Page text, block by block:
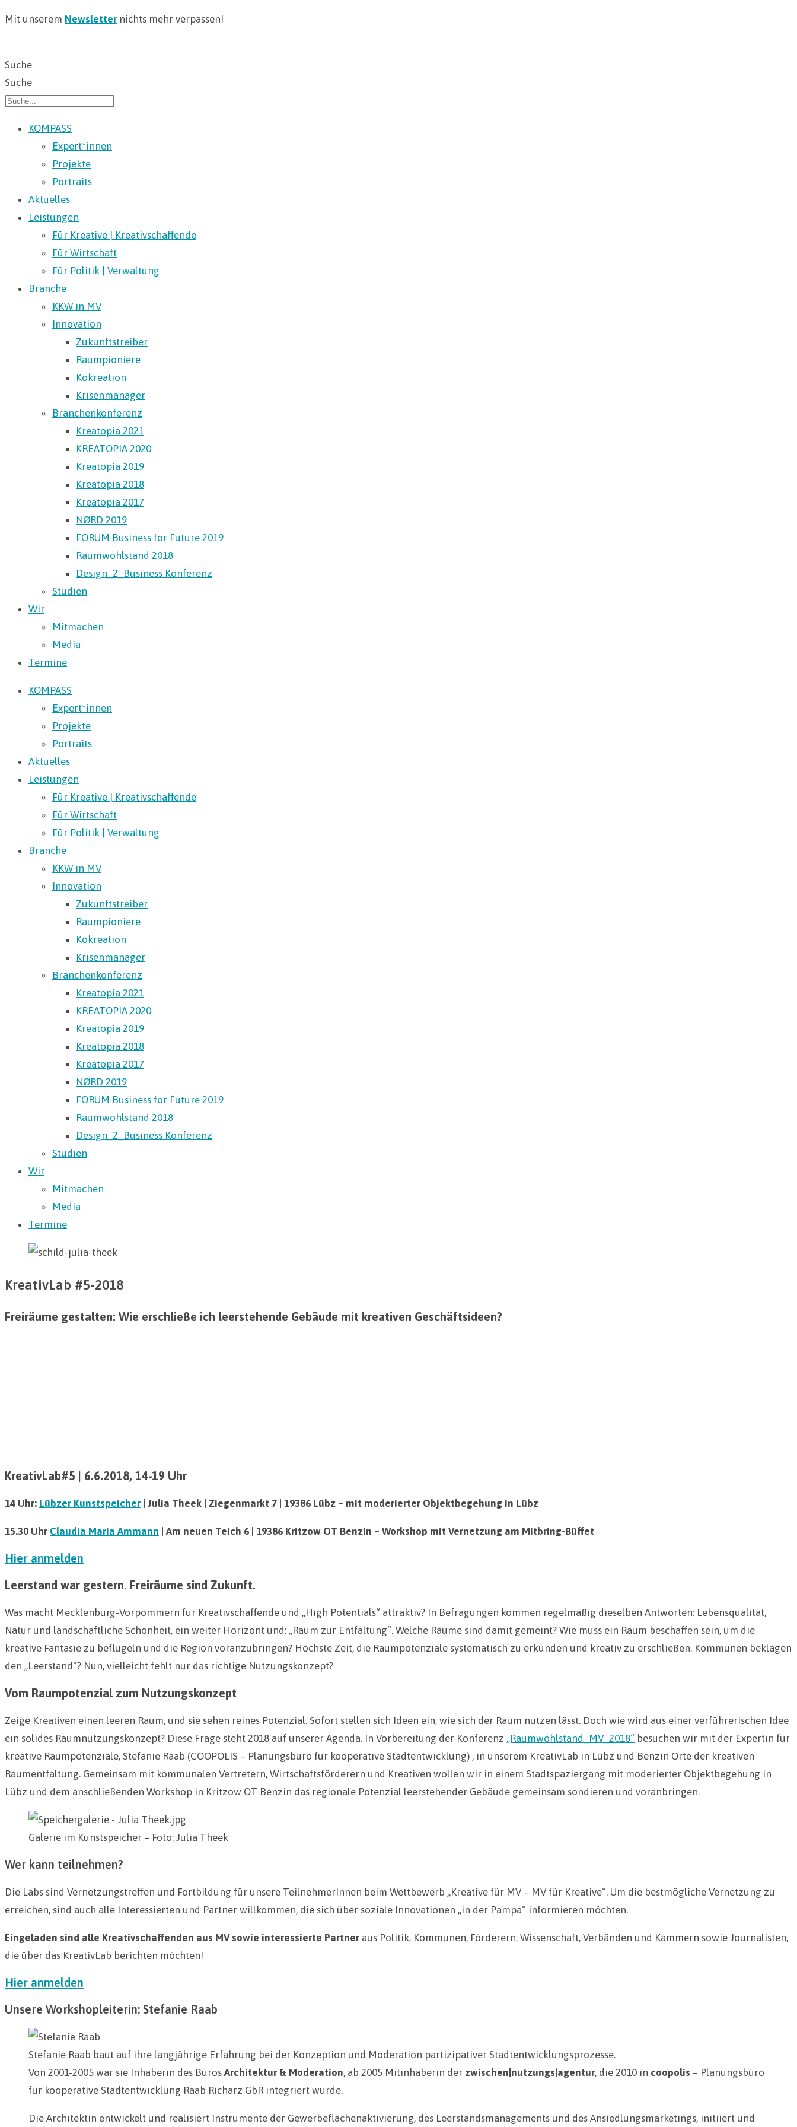
Mit unserem Newsletter nichts mehr verpassen!
Suche
Suche
KOMPASS
Expert*innen
Projekte
Portraits
Aktuelles
Leistungen
Für Kreative | Kreativschaffende
Für Wirtschaft
Für Politik | Verwaltung
Branche
KKW in MV
Innovation
Zukunftstreiber
Raumpioniere
Kokreation
Krisenmanager
Branchenkonferenz
Kreatopia 2021
KREATOPIA 2020
Kreatopia 2019
Kreatopia 2018
Kreatopia 2017
NØRD 2019
FORUM Business for Future 2019
Raumwohlstand 2018
Design_2_Business Konferenz
Studien
Wir
Mitmachen
Media
Termine
KOMPASS
Expert*innen
Projekte
Portraits
Aktuelles
Leistungen
Für Kreative | Kreativschaffende
Für Wirtschaft
Für Politik | Verwaltung
Branche
KKW in MV
Innovation
Zukunftstreiber
Raumpioniere
Kokreation
Krisenmanager
Branchenkonferenz
Kreatopia 2021
KREATOPIA 2020
Kreatopia 2019
Kreatopia 2018
Kreatopia 2017
NØRD 2019
FORUM Business for Future 2019
Raumwohlstand 2018
Design_2_Business Konferenz
Studien
Wir
Mitmachen
Media
Termine
KreativLab #5-2018
Freiräume gestalten: Wie erschließe ich leerstehende Gebäude mit kreativen Geschäftsideen?
KreativLab#5 | 6.6.2018, 14-19 Uhr
14 Uhr: Lübzer Kunstspeicher | Julia Theek | Ziegenmarkt 7 | 19386 Lübz – mit moderierter Objektbegehung in Lübz
15.30 Uhr Claudia Maria Ammann | Am neuen Teich 6 | 19386 Kritzow OT Benzin – Workshop mit Vernetzung am Mitbring-Büffet
Hier anmelden
Leerstand war gestern. Freiräume sind Zukunft.
Was macht Mecklenburg-Vorpommern für Kreativschaffende und „High Potentials“ attraktiv? In Befragungen kommen regelmäßig dieselben Antworten: Lebensqualität,
Natur und landschaftliche Schönheit, ein weiter Horizont und: „Raum zur Entfaltung“. Welche Räume sind damit gemeint? Wie muss ein Raum beschaffen sein, um die
kreative Fantasie zu beflügeln und die Region voranzubringen? Höchste Zeit, die Raumpotenziale systematisch zu erkunden und kreativ zu erschließen. Kommunen beklagen
den „Leerstand“? Nun, vielleicht fehlt nur das richtige Nutzungskonzept?
Vom Raumpotenzial zum Nutzungskonzept
Zeige Kreativen einen leeren Raum, und sie sehen reines Potenzial. Sofort stellen sich Ideen ein, wie sich der Raum nutzen lässt. Doch wie wird aus einer verführerischen Idee
ein solides Raumnutzungskonzept? Diese Frage steht 2018 auf unserer Agenda. In Vorbereitung der Konferenz „Raumwohlstand_MV_2018“ besuchen wir mit der Expertin für
kreative Raumpotenziale, Stefanie Raab (COOPOLIS – Planungsbüro für kooperative Stadtentwicklung) , in unserem KreativLab in Lübz und Benzin Orte der kreativen
Raumentfaltung. Gemeinsam mit kommunalen Vertretern, Wirtschaftsförderern und Kreativen wollen wir in einem Stadtspaziergang mit moderierter Objektbegehung in
Lübz und dem anschließenden Workshop in Kritzow OT Benzin das regionale Potenzial leerstehender Gebäude gemeinsam sondieren und voranbringen.
Galerie im Kunstspeicher – Foto: Julia Theek
Wer kann teilnehmen?
Die Labs sind Vernetzungstreffen und Fortbildung für unsere TeilnehmerInnen beim Wettbewerb „Kreative für MV – MV für Kreative“. Um die bestmögliche Vernetzung zu
erreichen, sind auch alle Interessierten und Partner willkommen, die sich über soziale Innovationen „in der Pampa“ informieren möchten.
Eingeladen sind alle Kreativschaffenden aus MV sowie interessierte Partner aus Politik, Kommunen, Förderern, Wissenschaft, Verbänden und Kammern sowie Journalisten,
die über das KreativLab berichten möchten!
Hier anmelden
Unsere Workshopleiterin: Stefanie Raab
Stefanie Raab baut auf ihre langjährige Erfahrung bei der Konzeption und Moderation partizipativer Stadtentwicklungsprozesse.
Von 2001-2005 war sie Inhaberin des Büros Architektur & Moderation, ab 2005 Mitinhaberin der zwischen|nutzungs|agentur, die 2010 in coopolis – Planungsbüro
für kooperative Stadtentwicklung Raab Richarz GbR integriert wurde.
Die Architektin entwickelt und realisiert Instrumente der Gewerbeflächenaktivierung, des Leerstandsmanagements und des Ansiedlungsmarketings, initiiert und